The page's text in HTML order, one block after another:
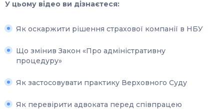
У цьому відео ви дізнаєтеся:
Як оскаржити рішення страхової компанії в НБУ
Що змінив Закон «Про адміністративну
процедуру»
Як застосовувати практику Верховного Суду
Як перевірити адвоката перед співпрацею